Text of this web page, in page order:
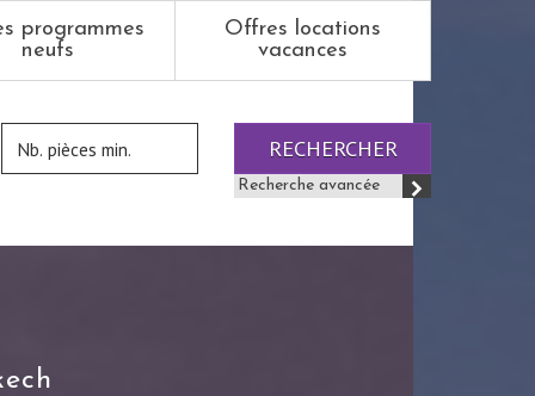
programmes
neufs
Offres locations
vacances
RECHERCHER
Recherche avancée